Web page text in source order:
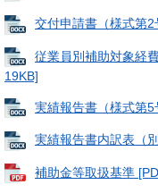
交付申請書（様式第
従業員別補助対象経
19KB]
実績報告書（様式第
実績報告書内訳表（
補助金等取扱基準